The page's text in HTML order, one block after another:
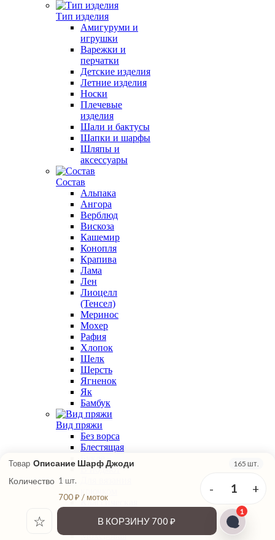
Тип изделия
Амигуруми и
игрушки
Варежки и
перчатки
Детские изделия
Летние изделия
Носки
Плечевые
изделия
Шали и бактусы
Шапки и шарфы
Шляпы и
аксессуары
Состав
Альпака
Ангора
Верблюд
Вискоза
Кашемир
Конопля
Крапива
Лама
Лен
Лиоцелл
(Тенсел)
Меринос
Мохер
Рафия
Хлопок
Шелк
Шерсть
Ягненок
Як
Бамбук
Вид пряжи
Без ворса
Блестящая
Букле
В подмот
Классическая
Меланжевая
Мохеровая
Товар Описание Шарф Джоди 165 шт.
Количество 1 шт.
700 ₽ / моток
- 1 +
☆ В КОРЗИНУ 700 ₽
1